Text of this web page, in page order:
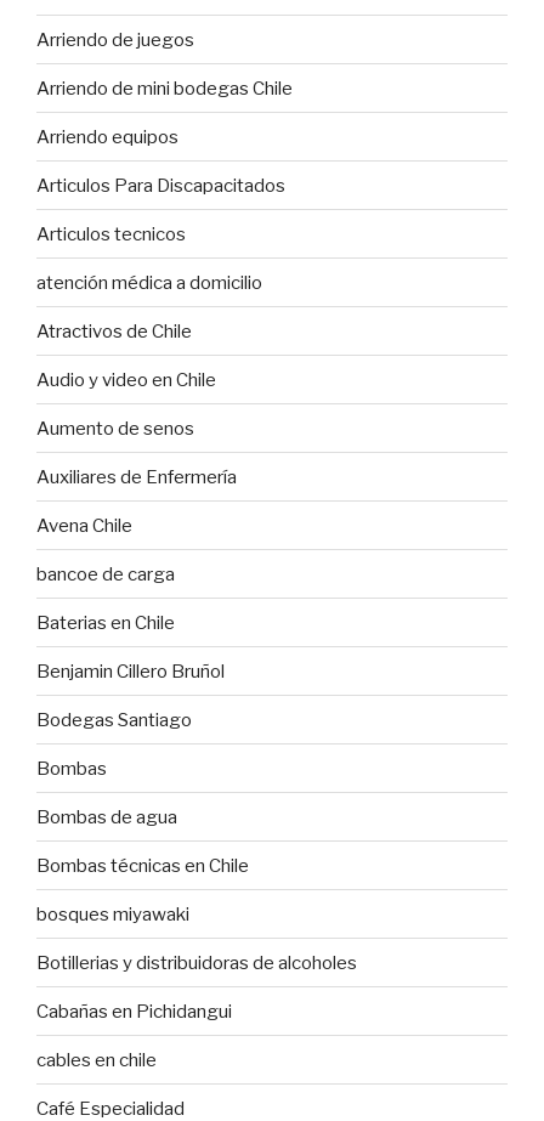
Arriendo de juegos
Arriendo de mini bodegas Chile
Arriendo equipos
Articulos Para Discapacitados
Articulos tecnicos
atención médica a domicilio
Atractivos de Chile
Audio y video en Chile
Aumento de senos
Auxiliares de Enfermería
Avena Chile
bancoe de carga
Baterias en Chile
Benjamin Cillero Bruñol
Bodegas Santiago
Bombas
Bombas de agua
Bombas técnicas en Chile
bosques miyawaki
Botillerias y distribuidoras de alcoholes
Cabañas en Pichidangui
cables en chile
Café Especialidad